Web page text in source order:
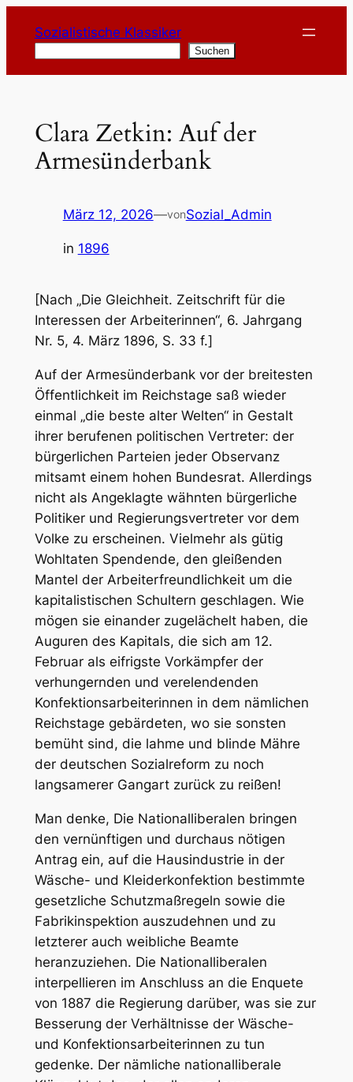
Inhalt
springen
Sozialistische Klassiker
Suchen
Clara Zetkin: Auf der
Armesünderbank
März 12, 2026—vonSozial_Admin
in 1896
[Nach „Die Gleichheit. Zeitschrift für die
Interessen der Arbeiterinnen“, 6. Jahrgang
Nr. 5, 4. März 1896, S. 33 f.]
Auf der Armesünderbank vor der breitesten
Öffentlichkeit im Reichstage saß wieder
einmal „die beste alter Welten“ in Gestalt
ihrer berufenen politischen Vertreter: der
bürgerlichen Parteien jeder Observanz
mitsamt einem hohen Bundesrat. Allerdings
nicht als Angeklagte wähnten bürgerliche
Politiker und Regierungsvertreter vor dem
Volke zu erscheinen. Vielmehr als gütig
Wohltaten Spendende, den gleißenden
Mantel der Arbeiterfreundlichkeit um die
kapitalistischen Schultern geschlagen. Wie
mögen sie einander zugelächelt haben, die
Auguren des Kapitals, die sich am 12.
Februar als eifrigste Vorkämpfer der
verhungernden und verelendenden
Konfektionsarbeiterinnen in dem nämlichen
Reichstage gebärdeten, wo sie sonsten
bemüht sind, die lahme und blinde Mähre
der deutschen Sozialreform zu noch
langsamerer Gangart zurück zu reißen!
Man denke, Die Nationalliberalen bringen
den vernünftigen und durchaus nötigen
Antrag ein, auf die Hausindustrie in der
Wäsche- und Kleiderkonfektion bestimmte
gesetzliche Schutzmaßregeln sowie die
Fabrikinspektion auszudehnen und zu
letzterer auch weibliche Beamte
heranzuziehen. Die Nationalliberalen
interpellieren im Anschluss an die Enquete
von 1887 die Regierung darüber, was sie zur
Besserung der Verhältnisse der Wäsche-
und Konfektionsarbeiterinnen zu tun
gedenke. Der nämliche nationalliberale